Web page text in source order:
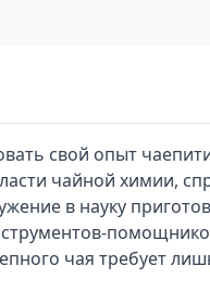
свой опыт
чайной химии,
в науку
чая требует